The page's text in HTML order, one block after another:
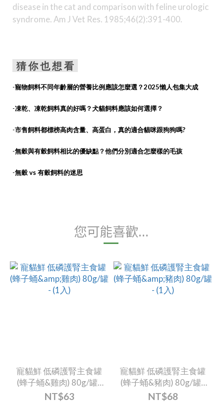
disease in the cat and comparison with feline urologic
syndrome. Am J Vet Res. 1985;46(2):391-400.
猜 你 也 想 看
-寵物飼料不同年齡層的營養比例應該怎麼選？2025懶人包集大成
-凍乾、凍乾飼料真的好嗎？犬貓飼料應該如何選擇？
-市售飼料都標榜高肉含量、高蛋白，真的適合貓咪跟狗狗嗎?
-無穀與有穀飼料相比的優缺點？他們分別適合怎麼樣的毛孩
-無穀 vs 有穀飼料的迷思
您可能喜歡...
寵貓鮮 低磷護腎主食罐
(蜂子蛹&雞肉) 80g/罐 -
(1入)
NT$63
寵貓鮮 低磷護腎主食罐
(蜂子蛹&豬肉) 80g/罐 -
(1入)
NT$68